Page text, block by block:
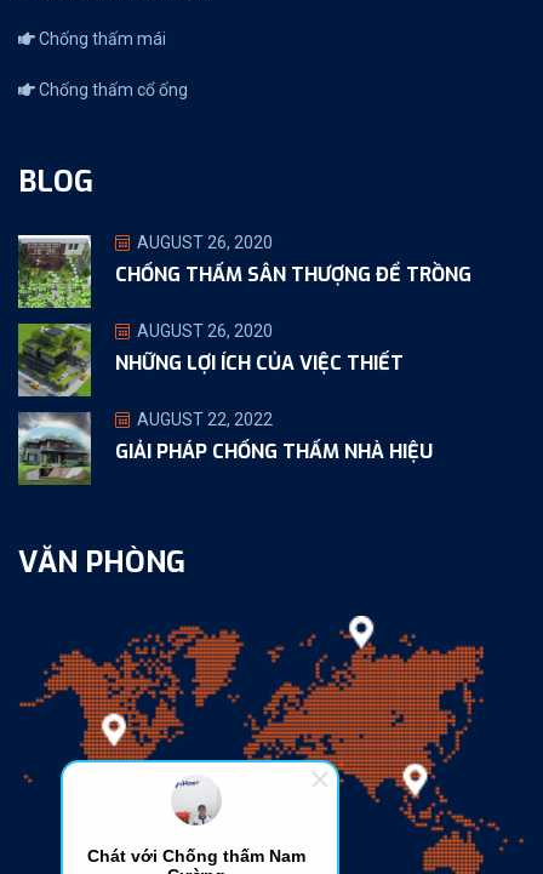
Chống thấm mái
Chống thấm cổ ống
BLOG
AUGUST 26, 2020
CHỐNG THẤM SÂN THƯỢNG ĐỂ TRỒNG
AUGUST 26, 2020
NHỮNG LỢI ÍCH CỦA VIỆC THIẾT
AUGUST 22, 2022
GIẢI PHÁP CHỐNG THẤM NHÀ HIỆU
VĂN PHÒNG
Chát với Chống thấm Nam